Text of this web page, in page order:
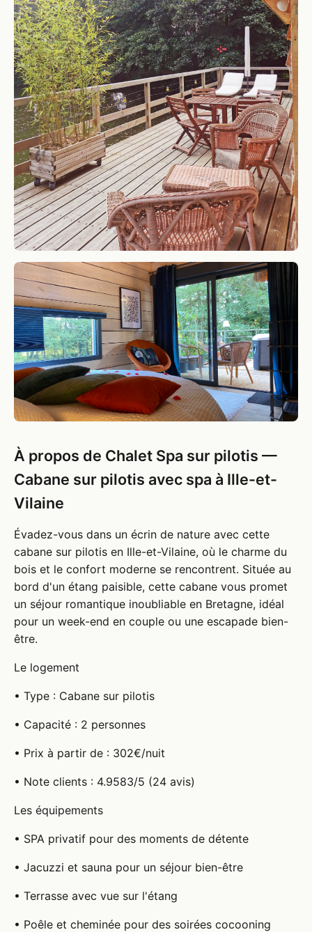
À propos de Chalet Spa sur pilotis —
Cabane sur pilotis avec spa à Ille-et-
Vilaine
Évadez-vous dans un écrin de nature avec cette
cabane sur pilotis en Ille-et-Vilaine, où le charme du
bois et le confort moderne se rencontrent. Située au
bord d'un étang paisible, cette cabane vous promet
un séjour romantique inoubliable en Bretagne, idéal
pour un week-end en couple ou une escapade bien-
être.
Le logement
• Type : Cabane sur pilotis
• Capacité : 2 personnes
• Prix à partir de : 302€/nuit
• Note clients : 4.9583/5 (24 avis)
Les équipements
• SPA privatif pour des moments de détente
• Jacuzzi et sauna pour un séjour bien-être
• Terrasse avec vue sur l'étang
• Poêle et cheminée pour des soirées cocooning